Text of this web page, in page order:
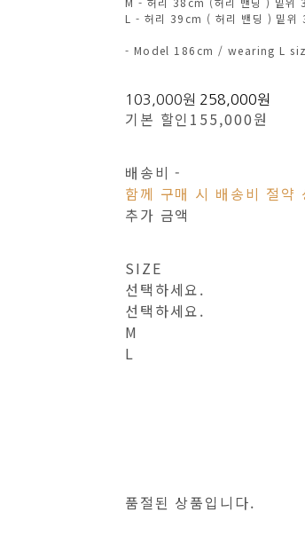
L - 허리 39cm ( 허리 밴딩 ) 밑
- Model 186cm / wearing L
103,000원 258,000원
기본 할인 155,000원
배송비-
함께 구매 시 배송비 절약
추가 금액
SIZE
선택하세요.
선택하세요.
M
L
품절된 상품입니다.